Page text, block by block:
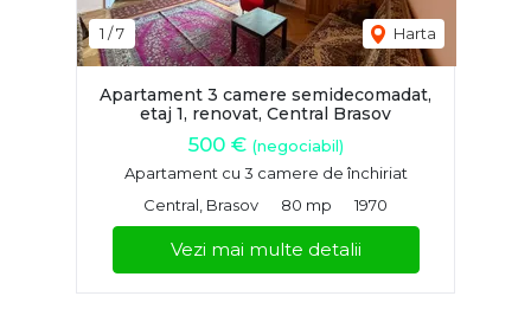
1 /7 Harta
Apartament 3 camere semidecomadat,
etaj 1, renovat, Central Brasov
500 € (negociabil)
Apartament cu 3 camere de închiriat
Central, Brasov
80 mp 1970
Vezi mai multe detalii